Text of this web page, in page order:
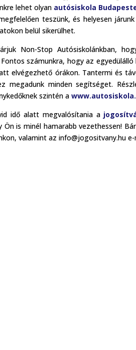
lehet olyan autósiskola
teszünk, és helyesen
belül sikerülhet.
Non-Stop Autósiskolánkban,
számunkra, hogy az
elvégezhető órákon. Tantermi és
megadunk minden segítséget.
szintén a
idő alatt megvalósítania a
is minél hamarabb vezethessen!
valamint az info@jogositvany.hu